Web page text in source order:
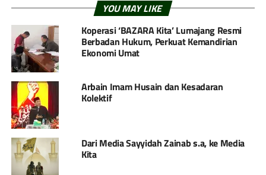
YOU MAY LIKE
Koperasi ‘BAZARA Kita’ Lumajang Resmi
Berbadan Hukum, Perkuat Kemandirian
Ekonomi Umat
Arbain Imam Husain dan Kesadaran
Kolektif
Dari Media Sayyidah Zainab s.a, ke Media
Kita